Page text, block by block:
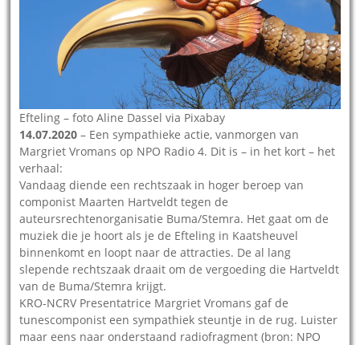
Efteling – foto Aline Dassel via Pixabay
14.07.2020 – Een sympathieke actie, vanmorgen van
Margriet Vromans op NPO Radio 4. Dit is – in het kort – het
verhaal:
Vandaag diende een rechtszaak in hoger beroep van
componist Maarten Hartveldt tegen de
auteursrechtenorganisatie Buma/Stemra. Het gaat om de
muziek die je hoort als je de Efteling in Kaatsheuvel
binnenkomt en loopt naar de attracties. De al lang
slepende rechtszaak draait om de vergoeding die Hartveldt
van de Buma/Stemra krijgt.
KRO-NCRV Presentatrice Margriet Vromans gaf de
tunescomponist een sympathiek steuntje in de rug. Luister
maar eens naar onderstaand radiofragment (bron: NPO